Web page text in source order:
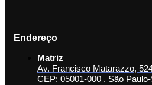
Endereço
Matriz
Av. Francisco Matarazzo,
CEP: 05001-000 . São Paulo-